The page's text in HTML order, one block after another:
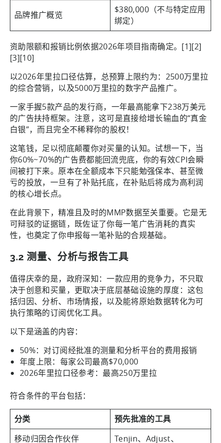
品牌推广概览
$380,000（不与特定应用
绑定）
资助限额和报销比例依据2026年项目指南确定。[1][2]
[3][10]
以2026年里拉口径估算，总预算上限约为：2500万里拉
的综合营销，以及5000万里拉的数字产品推广。
一家手握5款产品的发行商，一年最高能拿下238万美元
的广告扶持框架。注意，这可是直接给增长输血的“真金
白银”，而且完全不稀释你的股权！
这笔钱，足以彻底颠覆你对买量的认知。试想一下，当
你60%~70%的广告费都能回流兜底，你的有效CPI会瞬
间被打下来。原本在全额成本下只能勉强保本、甚至微
亏的投放，一旦有了补贴托底，在补贴后将成为高利润
的核心增长点。
在此背景下，精准且及时的MMP数据至关重要。它是无
可辩驳的证据链，既佐证了你每一笔广告消耗的真实
性，也奠定了你申报每一笔补贴的合规基础。
3.2 测量、分析与报告工具
值得庆幸的是，政府深知：一款应用的竞争力，不只取
决于创意和买量，更取决于底层基础设施的厚度：这包
括归因、分析、市场情报，以及能将原始数据转化为可
执行策略的订阅优化工具。
以下是涵盖的内容：
50%：对订阅经批准的测量和分析平台的费用报销
年度上限：每家公司最高$70,000
2026年里拉口径参考：最高250万里拉
符合条件的平台包括：
分类
预先批准的工具
移动归因合作伙伴
Tenjin、Adjust、